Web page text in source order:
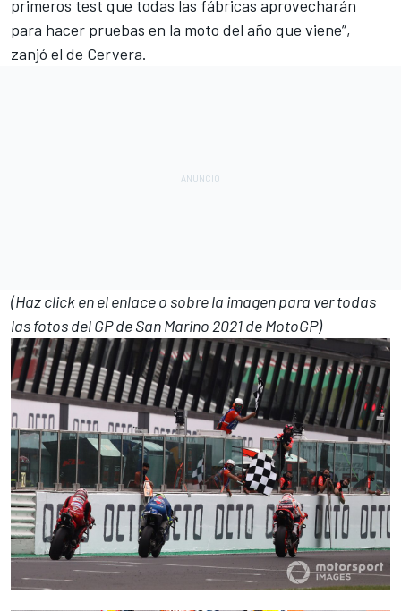
primeros test que todas las fábricas aprovecharán
para hacer pruebas en la moto del año que viene”,
zanjó el de Cervera.
(Haz click en el enlace o sobre la imagen para ver todas
las fotos del GP de San Marino 2021 de MotoGP)